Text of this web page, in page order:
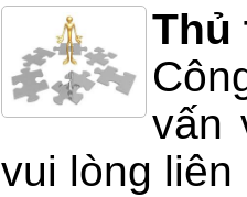
Thủ
vấn
vui lòng